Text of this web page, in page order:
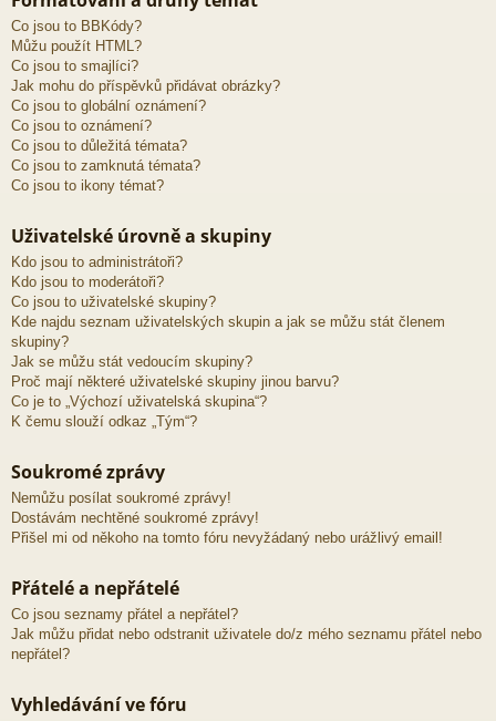
Co jsou to BBKódy?
Můžu použít HTML?
Co jsou to smajlíci?
Jak mohu do příspěvků přidávat obrázky?
Co jsou to globální oznámení?
Co jsou to oznámení?
Co jsou to důležitá témata?
Co jsou to zamknutá témata?
Co jsou to ikony témat?
Uživatelské úrovně a skupiny
Kdo jsou to administrátoři?
Kdo jsou to moderátoři?
Co jsou to uživatelské skupiny?
Kde najdu seznam uživatelských skupin a jak se můžu stát členem
skupiny?
Jak se můžu stát vedoucím skupiny?
Proč mají některé uživatelské skupiny jinou barvu?
Co je to „Výchozí uživatelská skupina“?
K čemu slouží odkaz „Tým“?
Soukromé zprávy
Nemůžu posílat soukromé zprávy!
Dostávám nechtěné soukromé zprávy!
Přišel mi od někoho na tomto fóru nevyžádaný nebo urážlivý email!
Přátelé a nepřátelé
Co jsou seznamy přátel a nepřátel?
Jak můžu přidat nebo odstranit uživatele do/z mého seznamu přátel nebo
nepřátel?
Vyhledávání ve fóru